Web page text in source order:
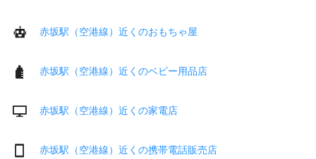
赤坂駅（空港線）近くのおもちゃ屋
赤坂駅（空港線）近くのベビー用品店
赤坂駅（空港線）近くの家電店
赤坂駅（空港線）近くの携帯電話販売店